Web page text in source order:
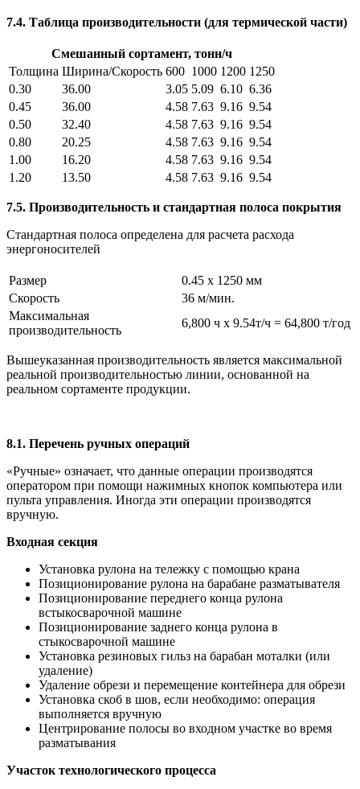
7.4. Таблица производительности (для термической части)
Смешанный сортамент, тонн/ч
Толщина Ширина/Скорость 600 1000 1200 1250
0.30
36.00 3.05 5.09 6.10 6.36
0.45
36.00 4.58 7.63 9.16 9.54
0.50
32.40 4.58 7.63 9.16 9.54
0.80
20.25 4.58 7.63 9.16 9.54
1.00
16.20 4.58 7.63 9.16 9.54
1.20
13.50 4.58 7.63 9.16 9.54
7.5. Производительность и стандартная полоса покрытия
Стандартная полоса определена для расчета расхода
энергоносителей
Размер
0.45 x 1250 мм
Скорость
36 м/мин.
Максимальная
производительность
6,800 ч x 9.54т/ч = 64,800 т/год
Вышеуказанная производительность является максимальной
реальной производительностью линии, основанной на
реальном сортаменте продукции.
8.1. Перечень ручных операций
«Ручные» означает, что данные операции производятся
оператором при помощи нажимных кнопок компьютера или
пульта управления. Иногда эти операции производятся
вручную.
Входная секция
Установка рулона на тележку с помощью крана
Позиционирование рулона на барабане разматывателя
Позиционирование переднего конца рулона
встыкосварочной машине
Позиционирование заднего конца рулона в
стыкосварочной машине
Установка резиновых гильз на барабан моталки (или
удаление)
Удаление обрези и перемещение контейнера для обрези
Установка скоб в шов, если необходимо: операция
выполняется вручную
Центрирование полосы во входном участке во время
разматывания
Участок технологического процесса